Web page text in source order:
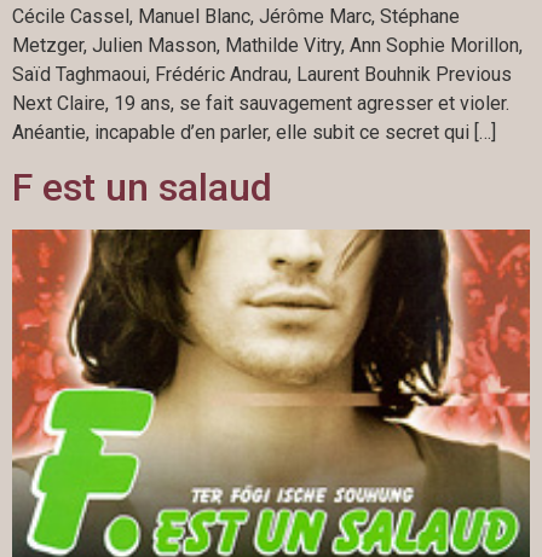
Cécile Cassel, Manuel Blanc, Jérôme Marc, Stéphane
Metzger, Julien Masson, Mathilde Vitry, Ann Sophie Morillon,
Saïd Taghmaoui, Frédéric Andrau, Laurent Bouhnik Previous
Next Claire, 19 ans, se fait sauvagement agresser et violer.
Anéantie, incapable d’en parler, elle subit ce secret qui […]
F est un salaud